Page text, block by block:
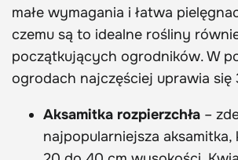
małe wymagania i łatwa
czemu są to idealne rośliny
początkujących ogrodników. W
ogrodach najczęściej uprawia się
Aksamitka rozpierzchła –
najpopularniejsza